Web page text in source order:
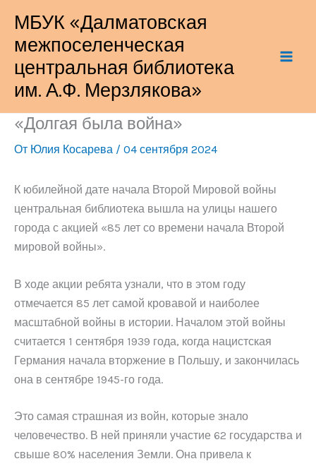
содержимому
МБУК «Далматовская
межпоселенческая
центральная библиотека
им. А.Ф. Мерзлякова»
«Долгая была война»
От Юлия Косарева / 04 сентября 2024
К юбилейной дате начала Второй Мировой войны
центральная библиотека вышла на улицы нашего
города с акцией «85 лет со времени начала Второй
мировой войны».
В ходе акции ребята узнали, что в этом году
отмечается 85 лет самой кровавой и наиболее
масштабной войны в истории. Началом этой войны
считается 1 сентября 1939 года, когда нацистская
Германия начала вторжение в Польшу, и закончилась
она в сентябре 1945-го года.
Это самая страшная из войн, которые знало
человечество. В ней приняли участие 62 государства и
свыше 80% населения Земли. Она привела к